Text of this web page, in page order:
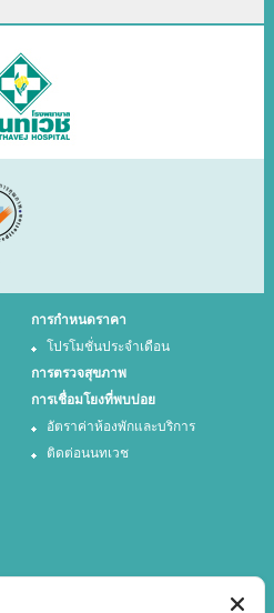
การกำหนดราคา
โปรโมชั่นประจำเดือน
การตรวจสุขภาพ
การเชื่อมโยงที่พบบ่อย
อัตราค่าห้องพักและบริการ
ติดต่อนนทเวช